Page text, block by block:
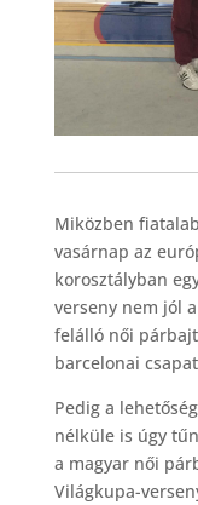
Miközben
vasárnap az
korosztályban
verseny nem jól
felálló női
barcelonai
Pedig a
nélküle is úgy
a magyar női
Világkupa-